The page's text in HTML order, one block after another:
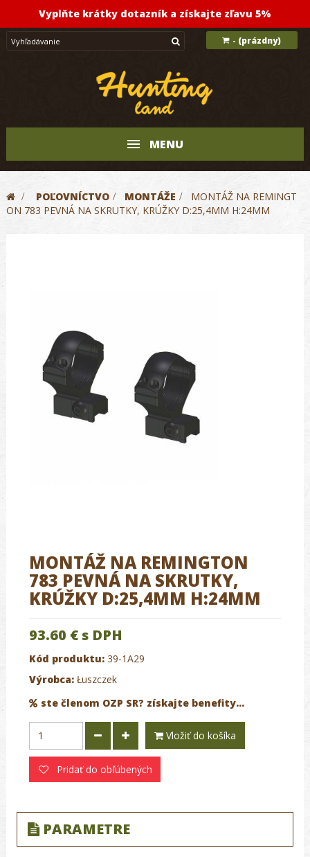
Vyplňte krátky dotazník a získajte zľavu 5%
- (prázdny)
MENU
> POĽOVNÍCTVO > MONTÁŽE >
MONTÁŽ NA REMINGT
ON 783 PEVNÁ NA SKRUTKY, KRÚŽKY D:25,4MM H:24MM
MONTÁŽ NA REMINGTON
783 PEVNÁ NA SKRUTKY,
KRÚŽKY D:25,4MM H:24MM
93.60 € s DPH
Kód produktu: 39-1A29
Výrobca: Łuszczek
ste členom OZP SR? získajte benefity...
Vložiť do košíka
Pridať do obľúbených
PARAMETRE